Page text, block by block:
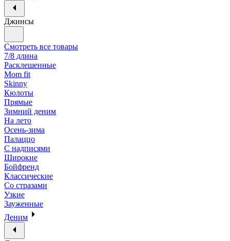
Джинсы
Смотреть все товары
7/8 длина
Расклешенные
Mom fit
Skinny
Кюлоты
Прямые
Зимний деним
На лето
Осень-зима
Палаццо
С надписями
Широкие
Бойфренд
Классические
Со стразами
Узкие
Зауженные
Деним